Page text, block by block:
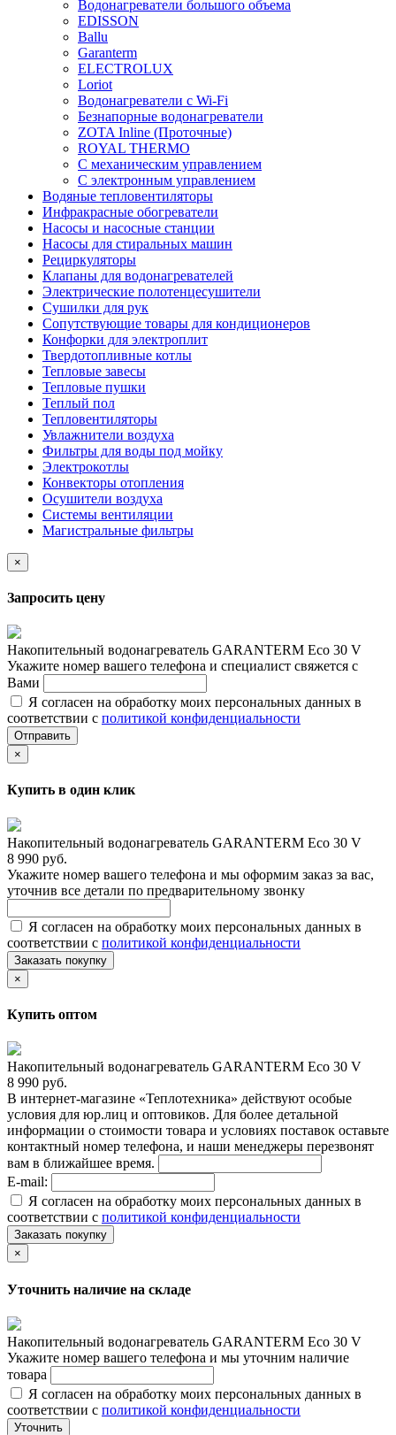
Водонагреватели большого объема
EDISSON
Ballu
Garanterm
ELECTROLUX
Loriot
Водонагреватели с Wi-Fi
Безнапорные водонагреватели
ZOTA Inline (Проточные)
ROYAL THERMO
С механическим управлением
С электронным управлением
Водяные тепловентиляторы
Инфракрасные обогреватели
Насосы и насосные станции
Насосы для стиральных машин
Рециркуляторы
Клапаны для водонагревателей
Электрические полотенцесушители
Сушилки для рук
Сопутствующие товары для кондиционеров
Конфорки для электроплит
Твердотопливные котлы
Тепловые завесы
Тепловые пушки
Теплый пол
Тепловентиляторы
Увлажнители воздуха
Фильтры для воды под мойку
Электрокотлы
Конвекторы отопления
Осушители воздуха
Системы вентиляции
Магистральные фильтры
×
Запросить цену
Накопительный водонагреватель GARANTERM Eco 30 V
Укажите номер вашего телефона и специалист свяжется с
Вами
Я согласен на обработку моих персональных данных в
соответствии с политикой конфиденциальности
Отправить
×
Купить в один клик
Накопительный водонагреватель GARANTERM Eco 30 V
8 990 руб.
Укажите номер вашего телефона и мы оформим заказ за вас,
уточнив все детали по предварительному звонку
Я согласен на обработку моих персональных данных в
соответствии с политикой конфиденциальности
Заказать покупку
×
Купить оптом
Накопительный водонагреватель GARANTERM Eco 30 V
8 990 руб.
В интернет-магазине «Теплотехника» действуют особые
условия для юр.лиц и оптовиков. Для более детальной
информации о стоимости товара и условиях поставок оставьте
контактный номер телефона, и наши менеджеры перезвонят
вам в ближайшее время.
E-mail:
Я согласен на обработку моих персональных данных в
соответствии с политикой конфиденциальности
Заказать покупку
×
Уточнить наличие на складе
Накопительный водонагреватель GARANTERM Eco 30 V
Укажите номер вашего телефона и мы уточним наличие
товара
Я согласен на обработку моих персональных данных в
соответствии с политикой конфиденциальности
Уточнить